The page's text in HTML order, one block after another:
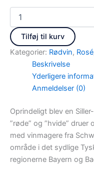
Tilføj til kurv
Kategorier: Rødvin, Rosé
Beskrivelse
Yderligere
Anmeldelser (0)
Oprindeligt blev en
”røde” og ”hvide”
med vinmagere fra
område i det sydlige
regionerne Bayern og